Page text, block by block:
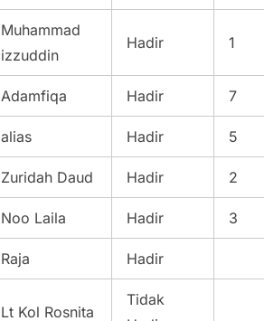
Muhammad
izzuddin
Hadir 1
Adamfiqa Hadir 7
alias Hadir 5
Zuridah Daud Hadir 2
Noo Laila Hadir 3
Raja Hadir
Lt Kol Rosnita
Tidak